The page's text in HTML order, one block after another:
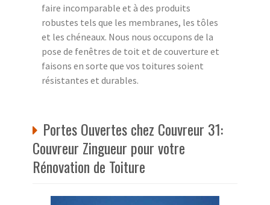
faire incomparable et à des produits
robustes tels que les membranes, les tôles
et les chéneaux. Nous nous occupons de la
pose de fenêtres de toit et de couverture et
faisons en sorte que vos toitures soient
résistantes et durables.
Portes Ouvertes chez Couvreur 31:
Couvreur Zingueur pour votre
Rénovation de Toiture